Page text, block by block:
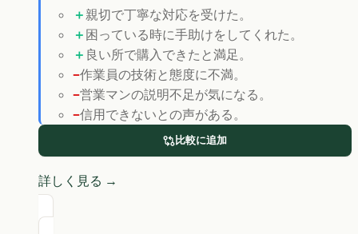
＋親切で丁寧な対応を受けた。
＋ 困っている時に手助けをしてくれた。
＋ 良い所で購入できたと満足。
−作業員の技術と態度に不満。
−営業マンの説明不足が気になる。
−信用できないとの声がある。
比較に追加
詳しく見る →